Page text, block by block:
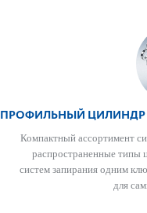
ПРОФИЛЬНЫЙ ЦИЛИНДР
Компактный ассортимент
распрос­траненные типы
систем запирания одним
для